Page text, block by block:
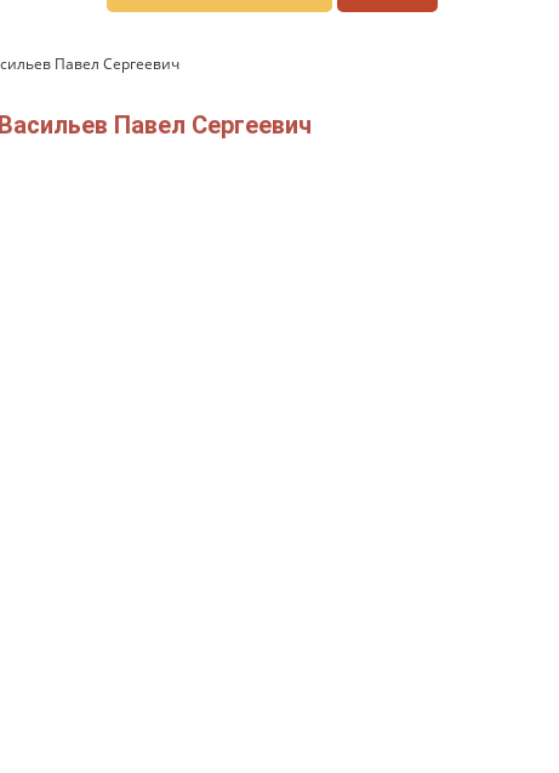
Павел Сергеевич
Павел Сергеевич